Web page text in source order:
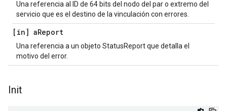
Una referencia al ID de 64 bits del nodo del par o extremo del
servicio que es el destino de la vinculación con errores.
[in] aReport
Una referencia a un objeto StatusReport que detalla el
motivo del error.
Init